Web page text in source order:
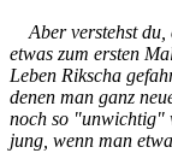
Aber verstehst du,
etwas zum ersten
Leben Rikscha
denen man ganz
noch so "unwichtig"
jung, wenn man